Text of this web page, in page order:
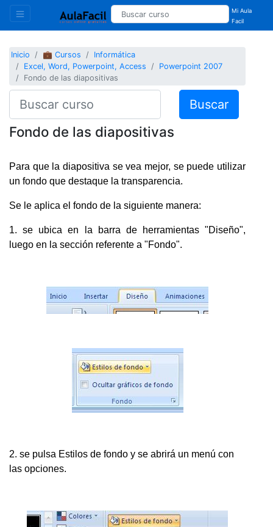
Mi Aula
Facil
Inicio 💼 Cursos
Informática
Excel, Word, Powerpoint, Access
Powerpoint 2007
Fondo de las diapositivas
Buscar
Fondo de las diapositivas
Para que la diapositiva se vea mejor, se puede utilizar
un fondo que destaque la transparencia.
Se le aplica el fondo de la siguiente manera:
1. se ubica en la barra de herramientas "Diseño",
luego en la sección referente a "Fondo".
2. se pulsa Estilos de fondo y se abrirá un menú con
las opciones.